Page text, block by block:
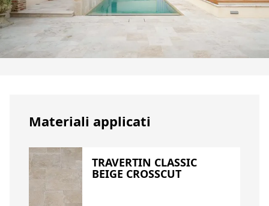
Materiali applicati
TRAVERTIN CLASSIC
BEIGE CROSSCUT